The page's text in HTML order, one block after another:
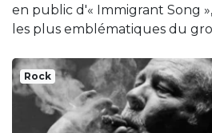
en public d'« Immigrant Song
les plus emblématiques du
Rock